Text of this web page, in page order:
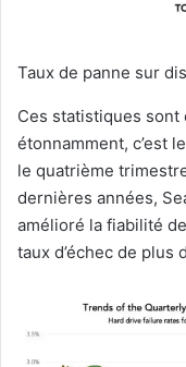
Taux de panne sur
Ces statistiques
étonnamment, c’est
le quatrième
dernières années,
amélioré la fiabilité
taux d’échec de plus